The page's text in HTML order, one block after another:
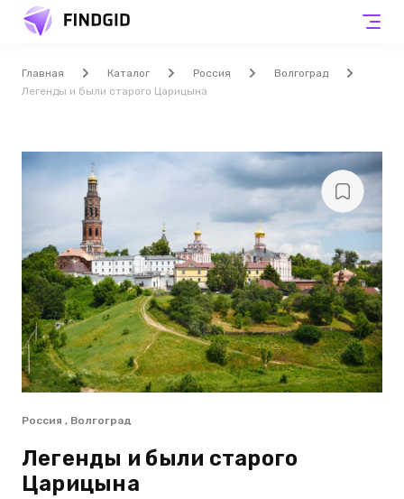
Главная Каталог Россия
Волгоград
Легенды и были старого Царицына
Россия , Волгоград
Легенды и были старого
Царицына